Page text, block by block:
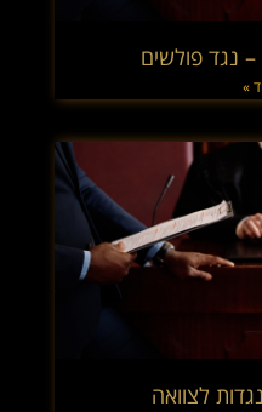
– נגד פולשים
»
לצוואה